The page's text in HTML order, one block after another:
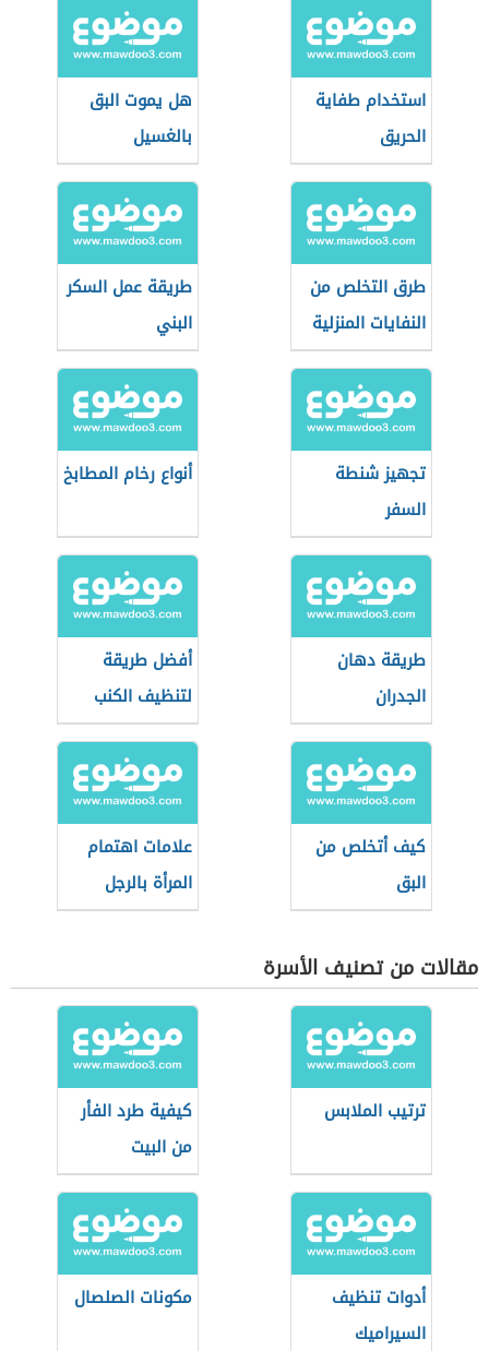
استخدام طفاية
الحريق
هل يموت البق
بالغسيل
طرق التخلص من
النفايات المنزلية
طريقة عمل السكر
البني
تجهيز شنطة
السفر
أنواع رخام المطابخ
طريقة دهان
الجدران
أفضل طريقة
لتنظيف الكنب
كيف أتخلص من
البق
علامات اهتمام
المرأة بالرجل
مقالات من تصنيف الأسرة
ترتيب الملابس
كيفية طرد الفأر
من البيت
أدوات تنظيف
السيراميك
مكونات الصلصال